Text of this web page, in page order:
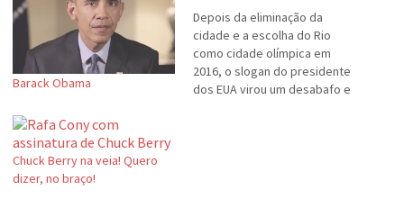
Barack Obama
Depois da eliminação da
cidade e a escolha do Rio
como cidade olímpica em
2016, o slogan do presidente
dos EUA virou um desabafo e
Chuck Berry na veia! Quero
dizer, no braço!